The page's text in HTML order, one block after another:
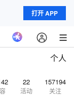
打开 APP
个人
22
活动
157194
关注